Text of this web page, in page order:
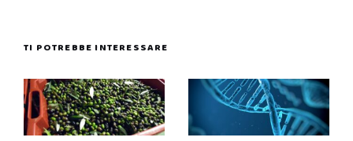
TI POTREBBE INTERESSARE